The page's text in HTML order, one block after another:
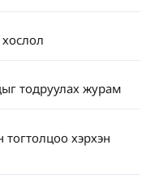
тодруулах журам
хэрхэн